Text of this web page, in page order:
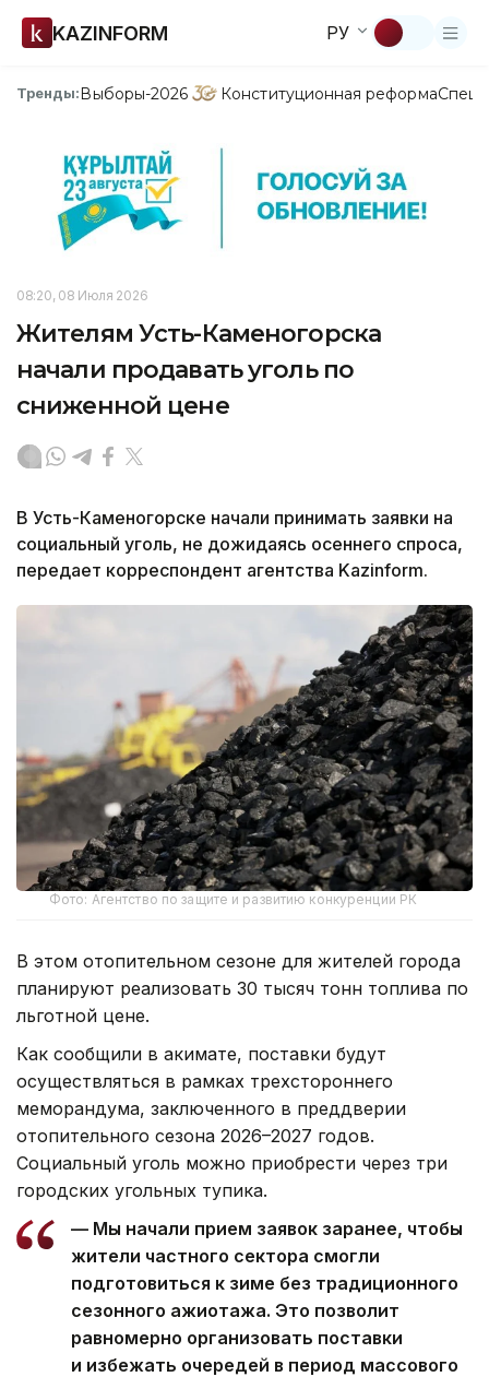
KAZINFORM РУ
Тренды:Выборы-2026 Конституционная реформа
08:20, 08 Июля 2026
Жителям Усть-Каменогорска
начали продавать уголь по
сниженной цене
В Усть-Каменогорске начали принимать заявки на
социальный уголь, не дожидаясь осеннего спроса,
передает корреспондент агентства Kazinform.
Фото: Агентство по защите и развитию конкуренции РК
В этом отопительном сезоне для жителей города
планируют реализовать 30 тысяч тонн топлива по
льготной цене.
Как сообщили в акимате, поставки будут
осуществляться в рамках трехстороннего
меморандума, заключенного в преддверии
отопительного сезона 2026–2027 годов.
Социальный уголь можно приобрести через три
городских угольных тупика.
— Мы начали прием заявок заранее, чтобы
жители частного сектора смогли
подготовиться к зиме без традиционного
сезонного ажиотажа. Это позволит
равномерно организовать поставки
и избежать очередей в период массового